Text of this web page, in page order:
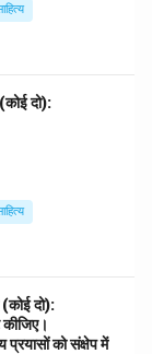
दो):
दो):
कीजिए।
को संक्षेप में